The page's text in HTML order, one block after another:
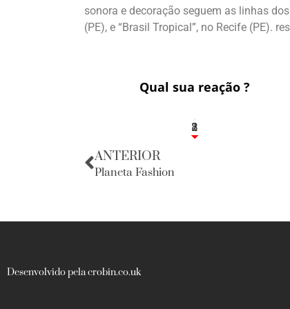
sonora e decoração seguem as linhas
(PE), e “Brasil Tropical”, no Recife (PE).
Qual sua reação ?
1
2
8
ANTERIOR
Planeta Fashion
Desenvolvido pela crobin.co.uk